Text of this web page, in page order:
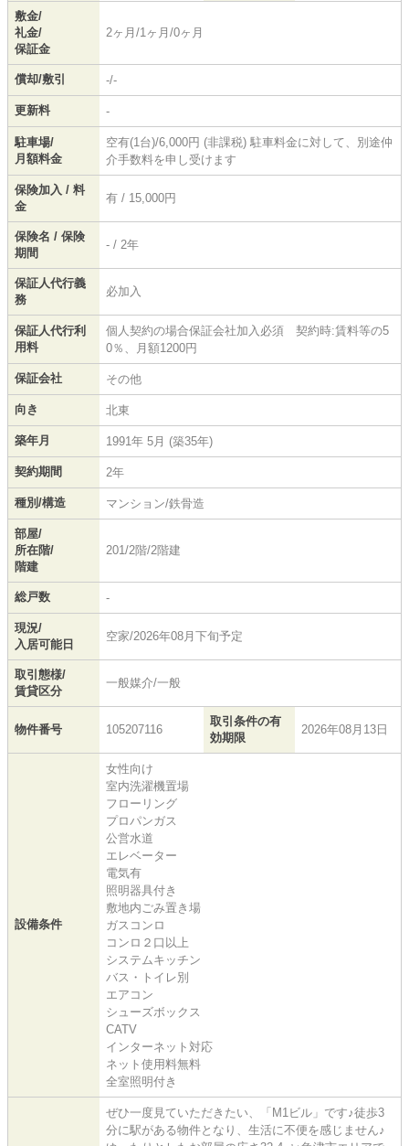
敷金/
礼金/
保証金
2ヶ月/1ヶ月/0ヶ月
償却/敷引 -/-
更新料 -
駐車場/
月額料金
空有(1台)/6,000円 (非課税) 駐車料金に対して、別途仲
介手数料を申し受けます
保険加入 / 料
金
有 / 15,000円
保険名 / 保険
期間
- / 2年
保証人代行義
務
必加入
保証人代行利
用料
個人契約の場合保証会社加入必須 契約時:賃料等の5
0％、月額1200円
保証会社 その他
向き 北東
築年月 1991年 5月 (築35年)
契約期間 2年
種別/構造 マンション/鉄骨造
部屋/
所在階/
階建
201/2階/2階建
総戸数 -
現況/
入居可能日
空家/2026年08月下旬予定
取引態様/
賃貸区分
一般媒介/一般
物件番号 105207116
取引条件の有
効期限
2026年08月13日
設備条件
女性向け
室内洗濯機置場
フローリング
プロパンガス
公営水道
エレベーター
電気有
照明器具付き
敷地内ごみ置き場
ガスコンロ
コンロ２口以上
システムキッチン
バス・トイレ別
エアコン
シューズボックス
CATV
インターネット対応
ネット使用料無料
全室照明付き
ぜひ一度見ていただきたい、「M1ビル」です♪徒歩3
分に駅がある物件となり、生活に不便を感じません♪